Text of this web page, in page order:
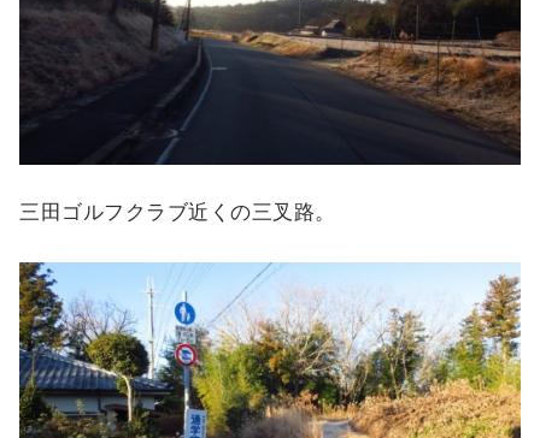
三田ゴルフクラブ近くの三叉路。